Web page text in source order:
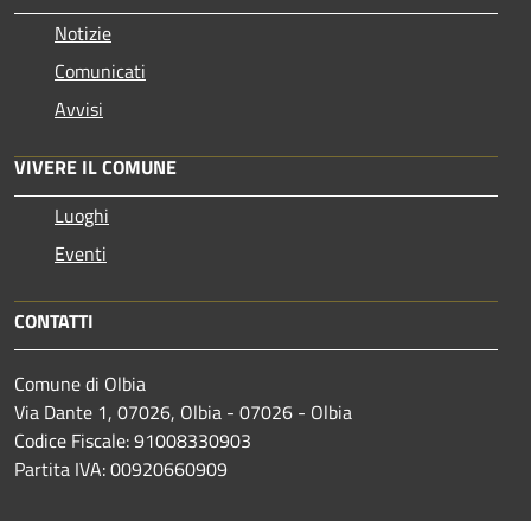
Notizie
Comunicati
Avvisi
VIVERE IL COMUNE
Luoghi
Eventi
CONTATTI
Comune di Olbia
Via Dante 1, 07026, Olbia - 07026 - Olbia
Codice Fiscale: 91008330903
Partita IVA: 00920660909